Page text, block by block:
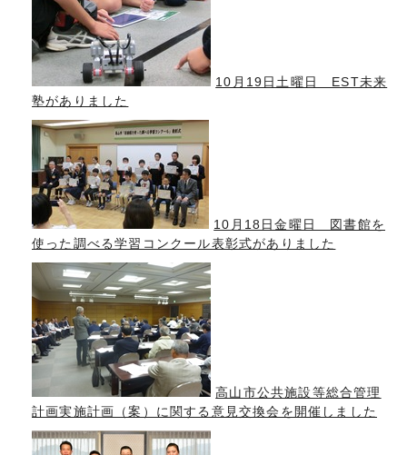
10月19日土曜日 EST未来
塾がありました
10月18日金曜日 図書館を
使った調べる学習コンクール表彰式がありました
高山市公共施設等総合管理
計画実施計画（案）に関する意見交換会を開催しました